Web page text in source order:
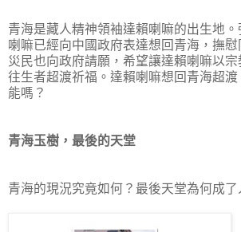
青海是藏人精神領袖達賴喇嘛的出生地
喇嘛已經向中國政府表達想回青海，撫
災民也向政府請願，希望讓達賴喇嘛以
往生者超渡祈福。達賴喇嘛想回青海超
能嗎？
青海玉樹，最後的天堂
青海的現況究竟如何？最後天堂為何成了